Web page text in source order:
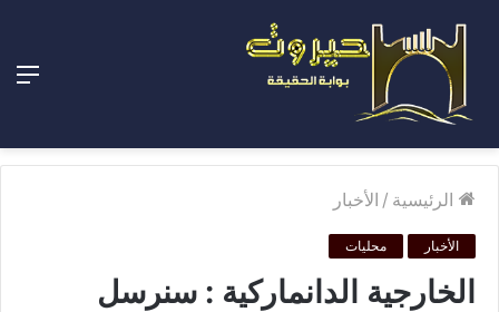
الرئيسية / الأخبار
الأخبار محليات
الخارجية الدانماركية : سنرسل